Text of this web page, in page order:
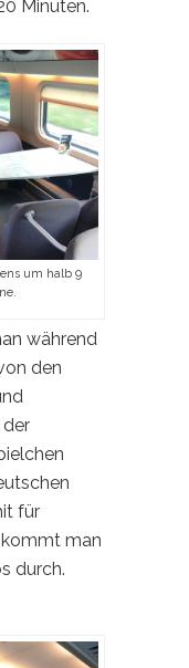
Minuten.
um halb 9
während
den
für
man
durch.